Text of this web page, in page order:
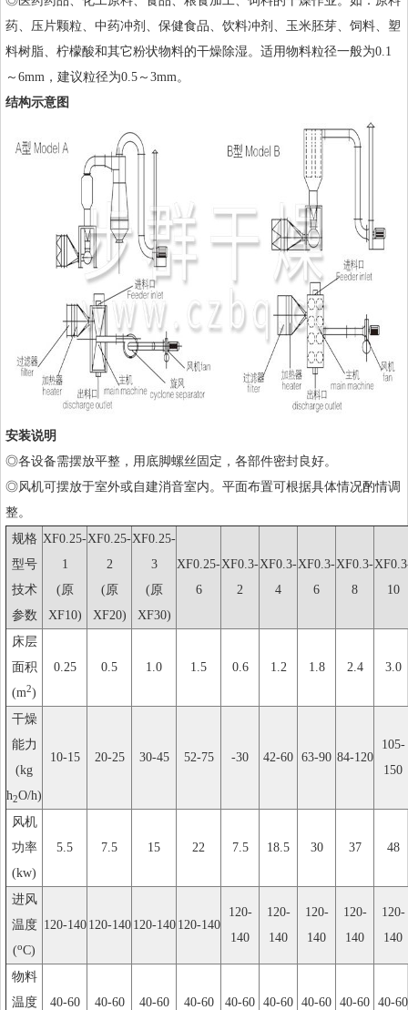
药、压片颗粒、中药冲剂、保健食品、饮料冲剂、玉米胚芽、饲料、塑
料树脂、柠檬酸和其它粉状物料的干燥除湿。适用物料粒径一般为0.1
～6mm，建议粒径为0.5～3mm。
结构示意图
安装说明
◎各设备需摆放平整，用底脚螺丝固定，各部件密封良好。
◎风机可摆放于室外或自建消音室内。平面布置可根据具体情况酌情调
整。
规格
型号
技术
参数
XF0.25-
1
(原
XF10)
XF0.25-
2
(原
XF20)
XF0.25-
3
(原
XF30)
XF0.25-
6
XF0.3-
2
XF0.3-
4
XF0.3-
6
XF0.3-
8
10
床层
面积
(m2)
0.25 0.5 1.0 1.5 0.6 1.2 1.8 2.4 3.0
干燥
能力
(kg
h2O/h)
10-15 20-25 30-45 52-75 -30 42-60 63-90 84-120
105-
150
风机
功率
(kw)
5.5 7.5 15 22 7.5 18.5 30 37 48
进风
温度
(oC)
120-140 120-140 120-140 120-140
120-
140
120-
140
120-
140
120-
140
120-
140
物料
温度
40-60 40-60 40-60 40-60 40-60 40-60 40-60 40-60 40-60